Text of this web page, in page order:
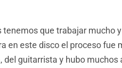
que trabajar mucho
en este disco el proceso fue
guitarrista y hubo muchos